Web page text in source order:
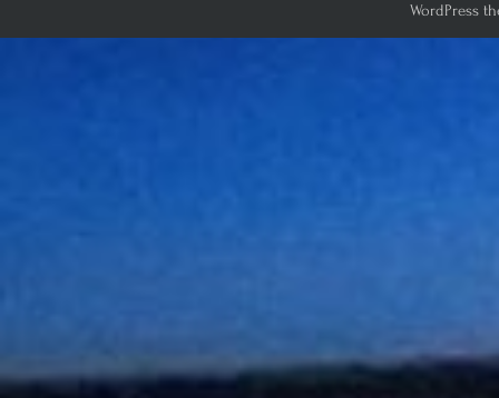
WordPress